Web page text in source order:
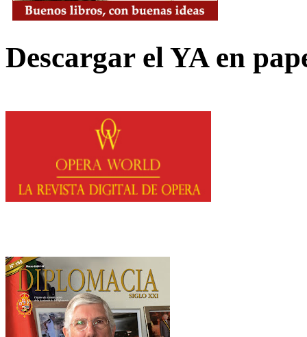
Descargar el YA en